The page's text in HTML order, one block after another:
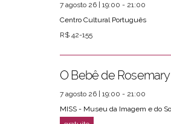
7 agosto 26 | 19:00 - 21:00
Centro Cultural Português
R$ 42-155
O Bebê de Rosemary
7 agosto 26 | 19:00 - 21:00